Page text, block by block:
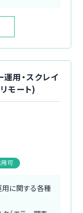
用・スクレイ
モート)
用可
用に関する各種